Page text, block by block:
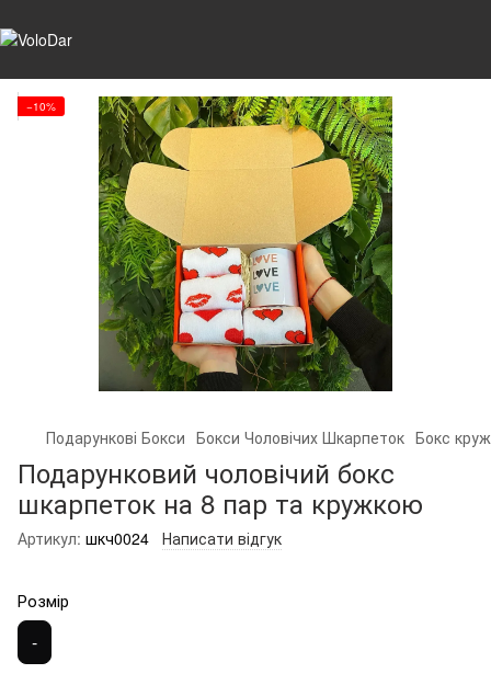
−10%
Подарункові Бокси Бокси Чоловічих Шкарпеток Бокс
Подарунковий чоловічий бокс
шкарпеток на 8 пар та кружкою
Артикул: шкч0024 Написати відгук
Розмір
-